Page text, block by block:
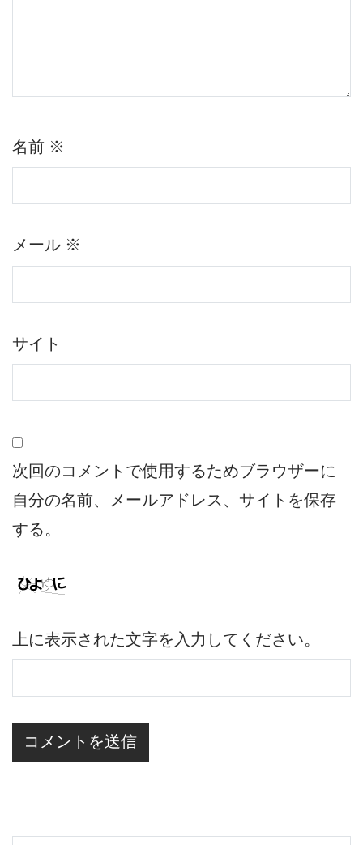
名前 ※
メール ※
サイト
次回のコメントで使用するためブラウザーに
自分の名前、メールアドレス、サイトを保存
する。
上に表示された文字を入力してください。